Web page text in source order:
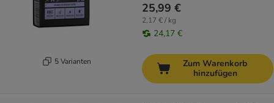
5 Varianten
25,99 €
2,17 € / kg
24,17 €
Zum Warenkorb
hinzufügen